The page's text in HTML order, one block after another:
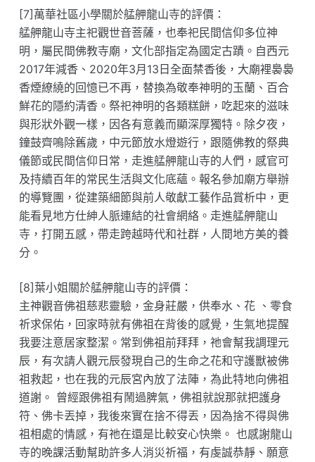
[7]萬華社區小學關於艋舺龍山寺的評價：
艋舺龍山寺主祀觀世音菩薩，也奉祀民間信仰多位神
明，屬民間佛教寺廟，文化部指定為國定古蹟。自西元
2017年減香、2020年3月13日全面禁香後，大廟裡裊裊
香煙繚繞的回憶已不再，替換為敬奉神明的玉蘭、百合
鮮花的隱約清香。祭祀神明的各類糕餅，吃起來的滋味
與形狀外觀一樣，因各有意義而顯深厚獨特。除夕夜，
鐘鼓齊鳴除舊歲，中元節放水燈遊行，跟隨佛教的祭典
儀節或民間信仰日常，走進艋舺龍山寺的人們，感官可
及持續百年的常民生活與文化底蘊。報名參加廟方舉辦
的導覽團，從建築細節與前人敬獻工藝作品賞析中，更
能看見地方仕紳人脈連結的社會網絡。走進艋舺龍山
寺，打開五感，帶走跨越時代和社群，人間地方美的養
分。
[8]葉小姐關於艋舺龍山寺的評價：
主神觀音佛祖慈悲靈驗，金身莊嚴，供奉水、花 、零食
祈求保佑，回家時就有佛祖在背後的感覺，生氣地提醒
我要注意居家整潔。常到佛祖前拜拜，祂會幫我調理元
辰，有次請人觀元辰發現自己的生命之花和守護獸被佛
祖救起，也在我的元辰宮內放了法陣，為此特地向佛祖
道謝。 曾經跟佛祖有鬧過脾氣，佛祖就說那就把護身
符、佛卡丟掉，我後來實在捨不得丟，因為捨不得與佛
祖相處的情感，有祂在還是比較安心快樂。 也感謝龍山
寺的晚課活動幫助許多人消災祈福，有虔誠恭靜、願意